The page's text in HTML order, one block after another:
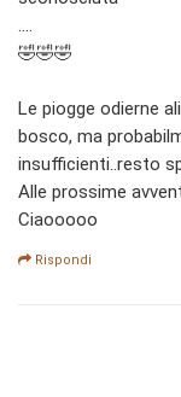
....
🤣🤣🤣
Le piogge odierne
bosco, ma
insufficienti..resto
Alle prossime
Ciaooooo
Rispondi